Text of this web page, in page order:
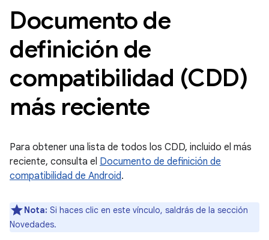
Documento de
definición de
compatibilidad (CDD)
más reciente
Para obtener una lista de todos los CDD, incluido el más
reciente, consulta el Documento de definición de
compatibilidad de Android.
Nota: Si haces clic en este vínculo, saldrás de la sección
Novedades.